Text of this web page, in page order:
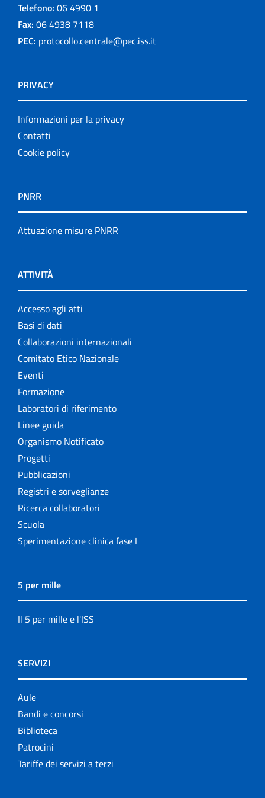
Telefono: 06 4990 1
Fax: 06 4938 7118
PEC: protocollo.centrale@pec.iss.it
PRIVACY
Informazioni per la privacy
Contatti
Cookie policy
PNRR
Attuazione misure PNRR
ATTIVITÀ
Accesso agli atti
Basi di dati
Collaborazioni internazionali
Comitato Etico Nazionale
Eventi
Formazione
Laboratori di riferimento
Linee guida
Organismo Notificato
Progetti
Pubblicazioni
Registri e sorveglianze
Ricerca collaboratori
Scuola
Sperimentazione clinica fase I
5 per mille
Il 5 per mille e l'ISS
SERVIZI
Aule
Bandi e concorsi
Biblioteca
Patrocini
Tariffe dei servizi a terzi